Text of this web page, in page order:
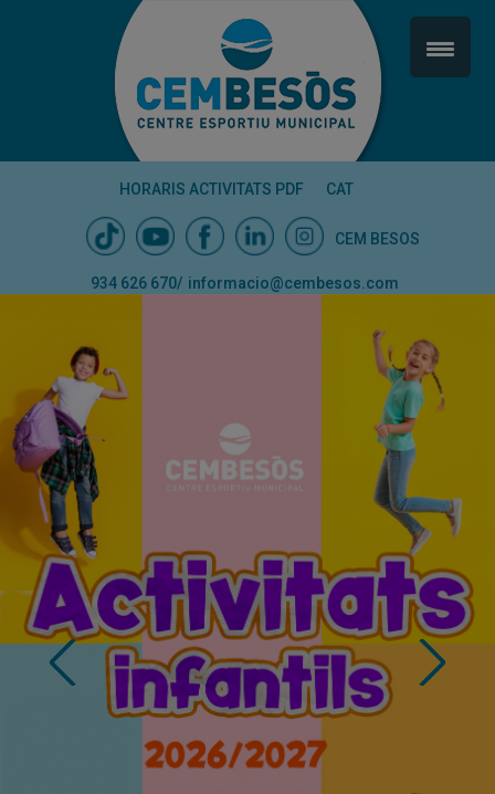
HORARIS ACTIVITATS PDF CAT
CEM BESOS
934 626 670/ informacio@cembesos.com